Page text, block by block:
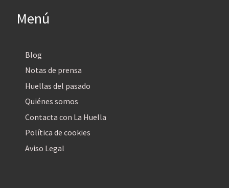
Menú
Blog
Notas de prensa
Huellas del pasado
Quiénes somos
Contacta con La Huella
Política de cookies
Aviso Legal